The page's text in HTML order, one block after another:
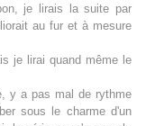
je lirais la suite par
au fur et à mesure
je lirai quand même le
y a pas mal de rythme
sous le charme d'un